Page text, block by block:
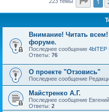
Внимание! Читать
форуме.
Последнее сообщение 4bITEP
Ответы: 76
О проекте "Отзовись"
Последнее сообщение
Майстренко А.Г.
Последнее сообщение
Ответы: 2